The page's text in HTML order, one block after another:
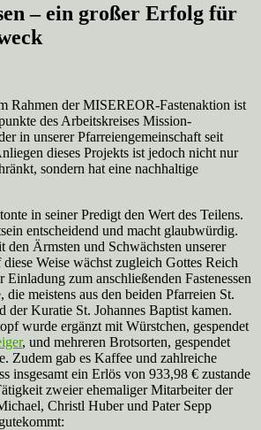
– ein großer Erfolg für
Rahmen der MISEREOR-Fastenaktion ist
des Arbeitskreises Mission-
in unserer Pfarreiengemeinschaft seit
dieses Projekts ist jedoch nicht nur
sondern hat eine nachhaltige
in seiner Predigt den Wert des Teilens.
entscheidend und macht glaubwürdig.
den Ärmsten und Schwächsten unserer
Weise wächst zugleich Gottes Reich
Einladung zum anschließenden Fastenessen
meistens aus den beiden Pfarreien St.
der Kuratie St. Johannes Baptist kamen.
wurde ergänzt mit Würstchen, gespendet
, und mehreren Brotsorten, gespendet
Zudem gab es Kaffee und zahlreiche
insgesamt ein Erlös von 933,98 € zustande
zweier ehemaliger Mitarbeiter der
Christl Huber und Pater Sepp